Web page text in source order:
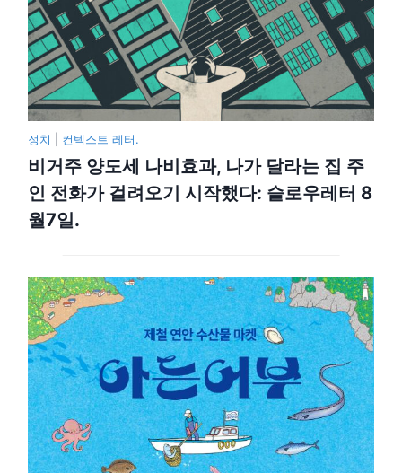
정치 컨텍스트 레터.
비거주 양도세 나비효과, 나가 달라는 집 주
인 전화가 걸려오기 시작했다: 슬로우레터 8
월7일.